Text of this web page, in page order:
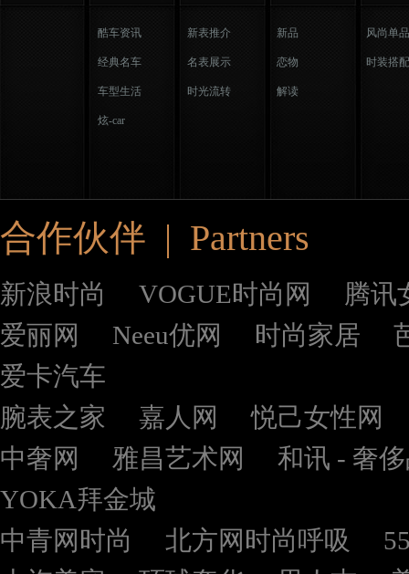
酷车资讯
经典名车
车型生活
炫-car
新表推介
名表展示
时光流转
新品
恋物
解读
风尚单品
时装搭配
合作伙伴 | Partners
新浪时尚 VOGUE时尚网
腾讯
爱丽网
Neeu优网 时尚家居
爱卡汽车
腕表之家
嘉人网
悦己女性网
中奢网
雅昌艺术网
和讯 - 奢
YOKA拜金城
中青网时尚
北方网时尚呼吸